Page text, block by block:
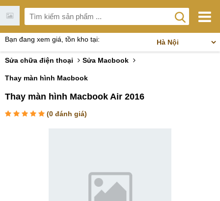
Bạn đang xem giá, tồn kho tại:
Sửa chữa điện thoại Sửa Macbook
Thay màn hình Macbook
Thay màn hình Macbook Air 2016
(0 đánh giá)